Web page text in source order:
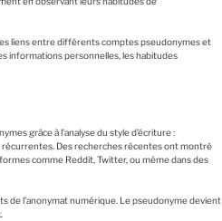
liens entre différents comptes pseudonymes et
informations personnelles, les habitudes
grâce à l’analyse du style d’écriture :
récurrentes. Des recherches récentes ont montré
comme Reddit, Twitter, ou même dans des
de l’anonymat numérique. Le pseudonyme devient